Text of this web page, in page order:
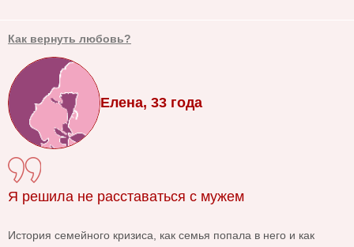
Как вернуть любовь?
Елена, 33 года
Я решила не расставаться с мужем
История семейного кризиса, как семья попала в него и как